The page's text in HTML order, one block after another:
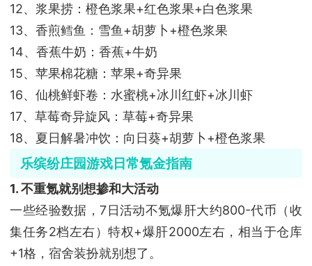
12、浆果捞：橙色浆果+红色浆果+白色浆果
13、香煎鳕鱼：雪鱼+胡萝卜+橙色浆果
14、香蕉牛奶：香蕉+牛奶
15、苹果棉花糖：苹果+奇异果
16、仙桃鲜虾卷：水蜜桃+冰川红虾+冰川虾
17、草莓奇异旋风：草莓+奇异果
18、夏日解暑冲饮：向日葵+胡萝卜+橙色浆果
乐缤纷庄园游戏日常氪金指南
1. 不重氪就别想掺和大活动
一些经验数据，7日活动不氪爆肝大约800-代币（收
集任务2档左右）特权+爆肝2000左右，相当于仓库
+1格，宿舍装扮就别想了。